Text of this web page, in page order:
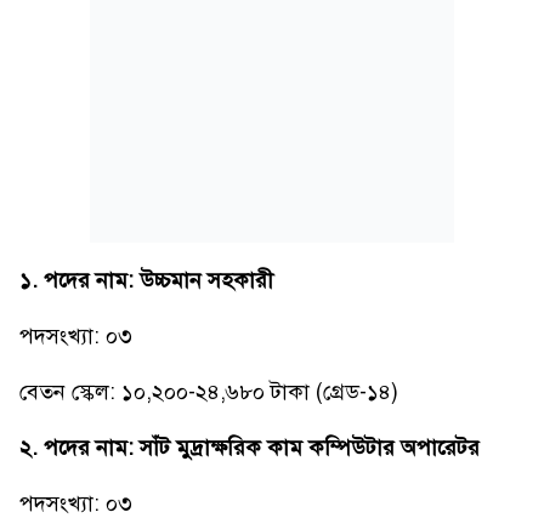
১. পদের নাম: উচ্চমান সহকারী
পদসংখ্যা: ০৩
বেতন স্কেল: ১০,২০০-২৪,৬৮০ টাকা (গ্রেড-১৪)
২. পদের নাম: সাঁট মুদ্রাক্ষরিক কাম কম্পিউটার অপারেটর
পদসংখ্যা: ০৩